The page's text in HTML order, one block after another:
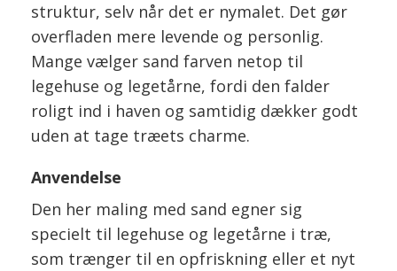
struktur, selv når det er nymalet. Det gør
overfladen mere levende og personlig.
Mange vælger sand farven netop til
legehuse og legetårne, fordi den falder
roligt ind i haven og samtidig dækker godt
uden at tage træets charme.
Anvendelse
Den her maling med sand egner sig
specielt til legehuse og legetårne i træ,
som trænger til en opfriskning eller et nyt